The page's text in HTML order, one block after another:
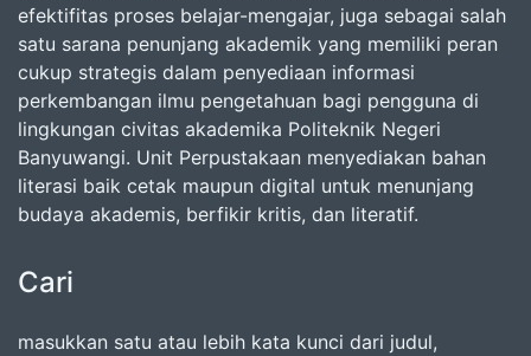
efektifitas proses belajar-mengajar, juga sebagai salah
satu sarana penunjang akademik yang memiliki peran
cukup strategis dalam penyediaan informasi
perkembangan ilmu pengetahuan bagi pengguna di
lingkungan civitas akademika Politeknik Negeri
Banyuwangi. Unit Perpustakaan menyediakan bahan
literasi baik cetak maupun digital untuk menunjang
budaya akademis, berfikir kritis, dan literatif.
Cari
masukkan satu atau lebih kata kunci dari judul,